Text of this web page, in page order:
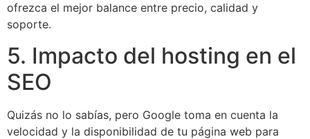
ofrezca el mejor balance entre precio, calidad y
soporte.
5. Impacto del hosting en el
SEO
Quizás no lo sabías, pero Google toma en cuenta la
velocidad y la disponibilidad de tu página web para